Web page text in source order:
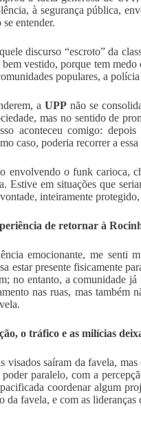
à segurança pública,
entender.
discurso “escroto” da
vestido, porque tem
populares, a
aUPP não se
mas no sentido de
aconteceu comigo:
caso, poderia recorrer a
envolvendo o funk carioca,
Estive em situações que
inteiramente
de retornar à
emocionante, me senti
estar presente fisicamente
no entanto, a comunidade
nas ruas, mas também
o tráfico e as milícias
visados saíram da favela,
paralelo, com a
coordenar algum
favela, e com as lideranças